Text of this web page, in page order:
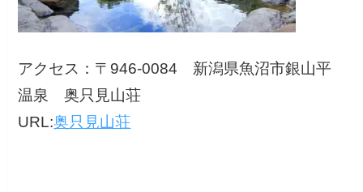
アクセス：〒946-0084 新潟県魚沼市銀山平
温泉 奥只見山荘
URL:奥只見山荘